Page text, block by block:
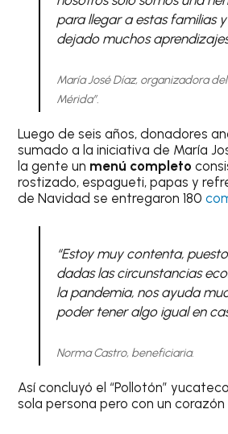
para llegar a estas familias
dejado muchos
María José Díaz, organizadora
Mérida”.
Luego de seis años, donadores
sumado a la iniciativa de María
la gente un menú completo
rostizado, espagueti, papas y
de Navidad se entregaron 180
“Estoy muy contenta,
dadas las circunstancias
la pandemia, nos ayuda
poder tener algo igual en
Norma Castro, beneficiaria.
Así concluyó el “Pollotón”
sola persona pero con un